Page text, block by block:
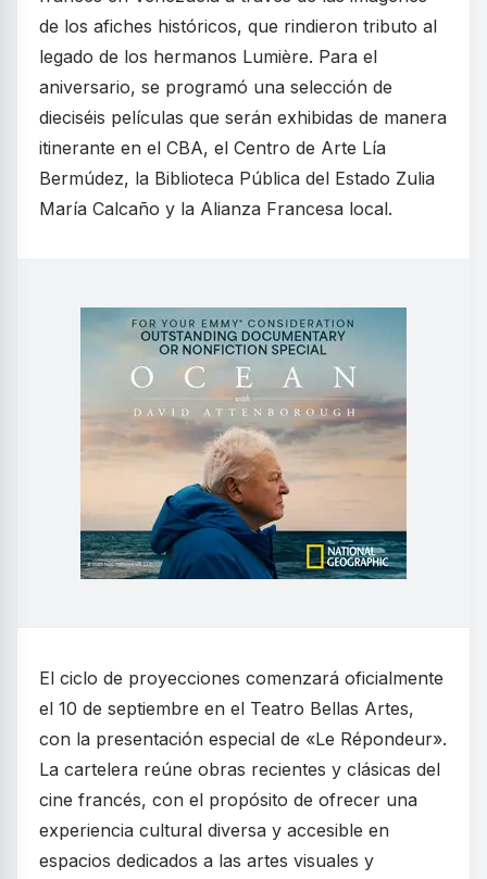
de los afiches históricos, que rindieron tributo al
legado de los hermanos Lumière. Para el
aniversario, se programó una selección de
dieciséis películas que serán exhibidas de manera
itinerante en el CBA, el Centro de Arte Lía
Bermúdez, la Biblioteca Pública del Estado Zulia
María Calcaño y la Alianza Francesa local.
El ciclo de proyecciones comenzará oficialmente
el 10 de septiembre en el Teatro Bellas Artes,
con la presentación especial de «Le Répondeur».
La cartelera reúne obras recientes y clásicas del
cine francés, con el propósito de ofrecer una
experiencia cultural diversa y accesible en
espacios dedicados a las artes visuales y